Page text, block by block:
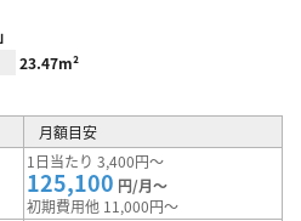
23.47m²
月額目安
1日当たり 3,400円～
125,100 円/月～
初期費用他 11,000円～